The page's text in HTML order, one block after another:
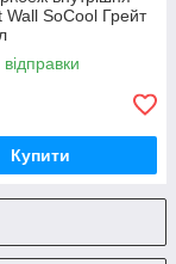
Wall SoCool Грейт
Купити